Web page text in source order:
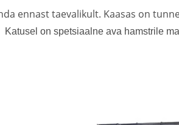
ennast taevalikult. Kaasas on
Katusel on spetsiaalne ava hamstrile